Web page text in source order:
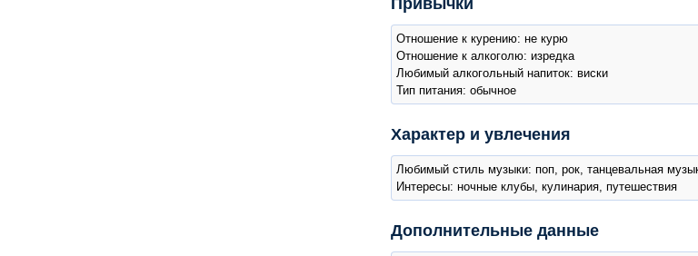
Привычки
Отношение к курению: не курю
Отношение к алкоголю: изредка
Любимый алкогольный напиток: виски
Тип питания: обычное
Характер и увлечения
Любимый стиль музыки: поп, рок, танцевальная
Интересы: ночные клубы, кулинария, путешествия
Дополнительные данные